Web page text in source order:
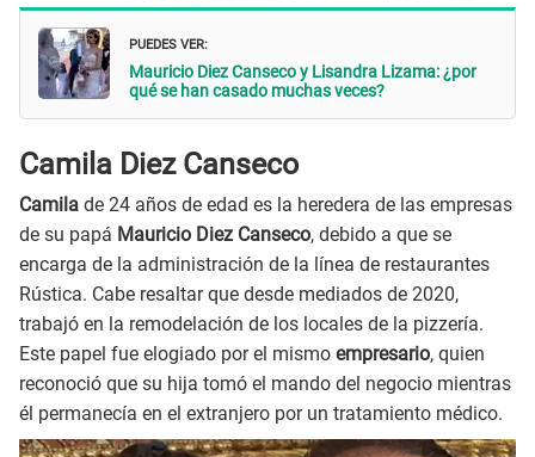
PUEDES VER:
Mauricio Diez Canseco y Lisandra Lizama: ¿por
qué se han casado muchas veces?
Camila Diez Canseco
Camila de 24 años de edad es la heredera de las empresas
de su papá Mauricio Diez Canseco, debido a que se
encarga de la administración de la línea de restaurantes
Rústica. Cabe resaltar que desde mediados de 2020,
trabajó en la remodelación de los locales de la pizzería.
Este papel fue elogiado por el mismo empresario, quien
reconoció que su hija tomó el mando del negocio mientras
él permanecía en el extranjero por un tratamiento médico.